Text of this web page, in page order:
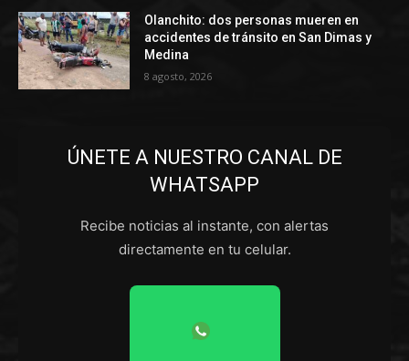
Olanchito: dos personas mueren en
accidentes de tránsito en San Dimas y
Medina
8 agosto, 2026
ÚNETE A NUESTRO CANAL DE
WHATSAPP
Recibe noticias al instante, con alertas
directamente en tu celular.